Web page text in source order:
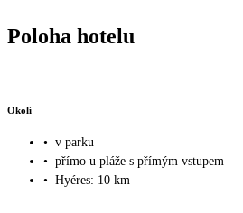
Poloha hotelu
Okolí
• v parku
• přímo u pláže s přímým vstupem
• Hyéres: 10 km